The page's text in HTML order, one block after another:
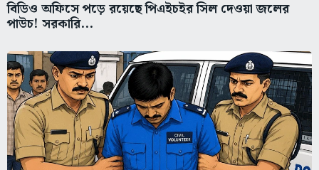
বিডিও অফিসে পড়ে রয়েছে পিএইচইর সিল দেওয়া জলের
পাউচ! সরকারি...